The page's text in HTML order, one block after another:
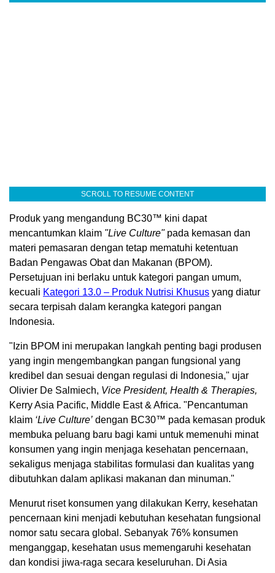
SCROLL TO RESUME CONTENT
Produk yang mengandung BC30™ kini dapat
mencantumkan klaim "Live Culture"pada kemasan dan
materi pemasaran dengan tetap mematuhi ketentuan
Badan Pengawas Obat dan Makanan (BPOM).
Persetujuan ini berlaku untuk kategori pangan umum,
kecuali Kategori 13.0 – Produk Nutrisi Khusus yang diatur
secara terpisah dalam kerangka kategori pangan
Indonesia.
"Izin BPOM ini merupakan langkah penting bagi produsen
yang ingin mengembangkan pangan fungsional yang
kredibel dan sesuai dengan regulasi di Indonesia," ujar
Olivier De Salmiech, Vice President, Health & Therapies,
Kerry Asia Pacific, Middle East & Africa. "Pencantuman
klaim ‘Live Culture’ dengan BC30™ pada kemasan produk
membuka peluang baru bagi kami untuk memenuhi minat
konsumen yang ingin menjaga kesehatan pencernaan,
sekaligus menjaga stabilitas formulasi dan kualitas yang
dibutuhkan dalam aplikasi makanan dan minuman."
Menurut riset konsumen yang dilakukan Kerry, kesehatan
pencernaan kini menjadi kebutuhan kesehatan fungsional
nomor satu secara global. Sebanyak 76% konsumen
menganggap, kesehatan usus memengaruhi kesehatan
dan kondisi jiwa-raga secara keseluruhan. Di Asia